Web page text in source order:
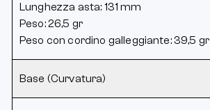
Lunghezza asta: 131 mm
Peso: 26,5 gr
Peso con cordino galleggiante: 39,5 gr
Base (Curvatura)